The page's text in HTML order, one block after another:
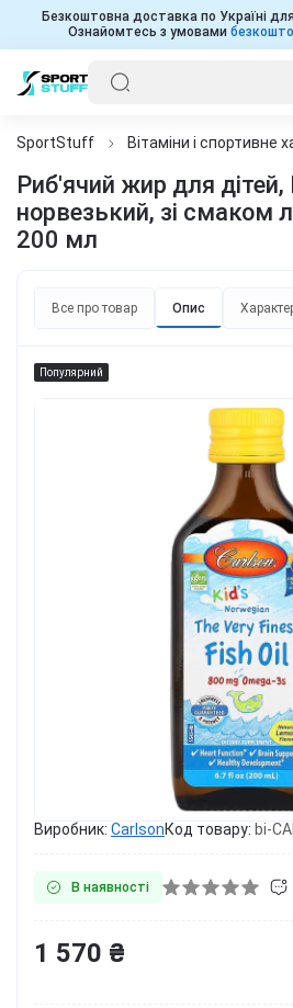
Безкоштовна доставка по Україні
Ознайомтесь з умовами
SportStuff Вітаміни і спортивне
Риб'ячий жир для дітей,
норвезький, зі смаком
200 мл
Все про товар Опис
Популярний
Виробник: CarlsonКод товару: bi-
В наявності
1 570 ₴